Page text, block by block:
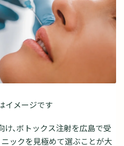
イメージです
、ボトックス注射を広島で受
ックを見極めて選ぶことが大